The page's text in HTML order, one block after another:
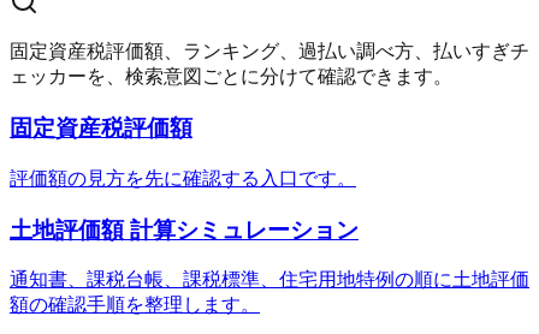
固定資産税評価額、ランキング、過払い調べ方、払いすぎチ
ェッカーを、検索意図ごとに分けて確認できます。
固定資産税評価額
評価額の見方を先に確認する入口です。
土地評価額 計算シミュレーション
通知書、課税台帳、課税標準、住宅用地特例の順に土地評価
額の確認手順を整理します。